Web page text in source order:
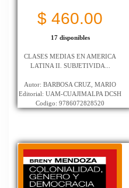
$ 460.00
17 disponibles
CLASES MEDIAS EN AMERICA
LATINA II. SUBJETIVIDA...
Autor: BARBOSA CRUZ, MARIO
Editorial: UAM-CUAJIMALPA DCSH
Codigo: 9786072828520